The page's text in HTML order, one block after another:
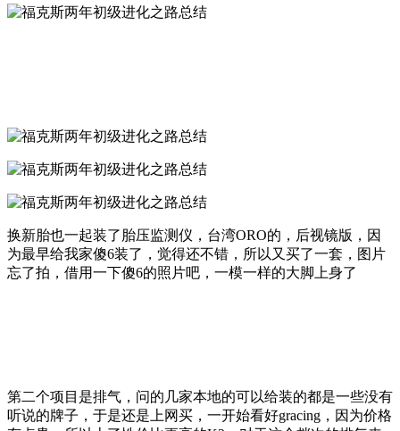
换新胎也一起装了胎压监测仪，台湾ORO的，后视镜版，因
为最早给我家傻6装了，觉得还不错，所以又买了一套，图片
忘了拍，借用一下傻6的照片吧，一模一样的大脚上身了
第二个项目是排气，问的几家本地的可以给装的都是一些没有
听说的牌子，于是还是上网买，一开始看好gracing，因为价格